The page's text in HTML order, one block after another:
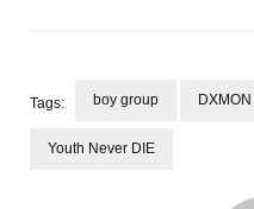
Tags: boy group DXMON
Youth Never DIE